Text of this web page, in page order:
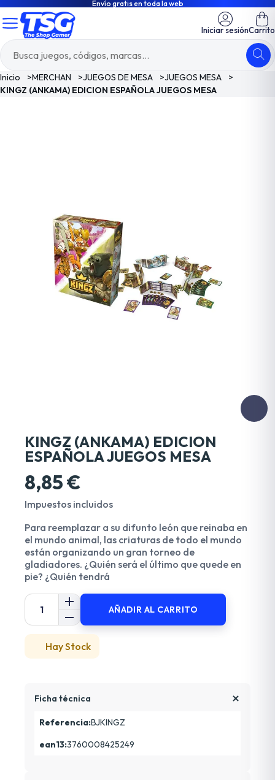
Envío gratis en toda la web
Iniciar sesiónCarrito
Inicio >MERCHAN >JUEGOS DE MESA >JUEGOS MESA
>
KINGZ (ANKAMA) EDICION ESPAÑOLA JUEGOS MESA
KINGZ (ANKAMA) EDICION
ESPAÑOLA JUEGOS MESA
8,85 €
Impuestos incluidos
Para reemplazar a su difunto león que reinaba en
el mundo animal, las criaturas de todo el mundo
están organizando un gran torneo de
gladiadores. ¿Quién será el último que quede en
pie? ¿Quién tendrá
AÑADIR AL CARRITO
Hay Stock
Ficha técnica
Referencia:BJKINGZ
ean13:3760008425249